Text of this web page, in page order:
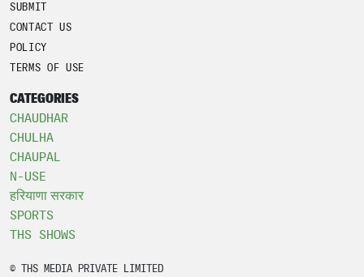
SUBMIT
CONTACT US
POLICY
TERMS OF USE
CATEGORIES
CHAUDHAR
CHULHA
CHAUPAL
N-USE
हरियाणा सरकार
SPORTS
THS SHOWS
© THS MEDIA PRIVATE LIMITED